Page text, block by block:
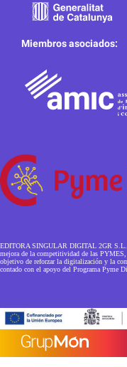
Miembros asociados:
EDITORA SINGULAR DIGITAL 2GR S.L.
mejora de la competitividad de las
objetivo de reforzar la digitalización y la
contado con el apoyo del Programa Pyme